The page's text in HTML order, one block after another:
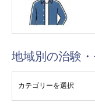
地域別の治験